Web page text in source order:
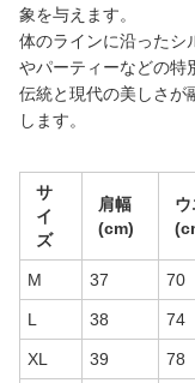
象を与えます。
体のラインに沿ったシ
やパーティーなどの特
伝統と現代の美しさが
します。
サ
イ
ズ
肩幅
(cm)
ウ
M 37 70
L 38 74
XL 39 78